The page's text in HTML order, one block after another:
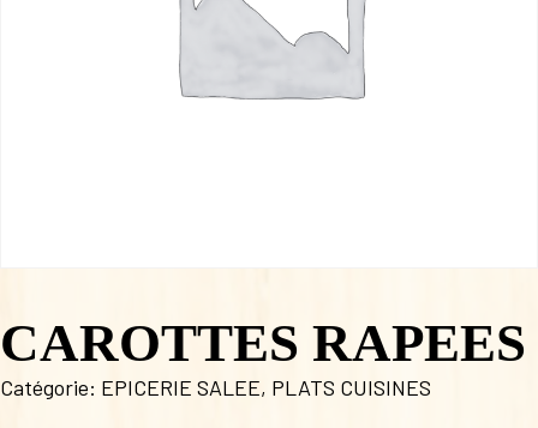
CAROTTES RAPEES
Catégorie: EPICERIE SALEE, PLATS CUISINES